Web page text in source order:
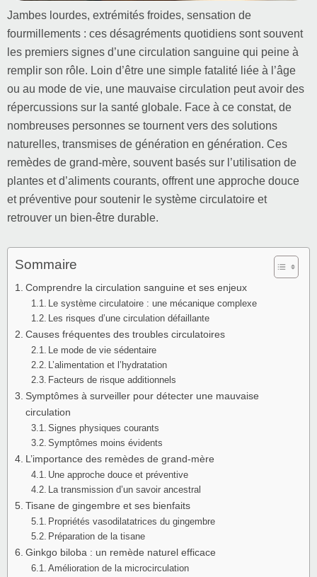
Jambes lourdes, extrémités froides, sensation de
fourmillements : ces désagréments quotidiens sont souvent
les premiers signes d’une circulation sanguine qui peine à
remplir son rôle. Loin d’être une simple fatalité liée à l’âge
ou au mode de vie, une mauvaise circulation peut avoir des
répercussions sur la santé globale. Face à ce constat, de
nombreuses personnes se tournent vers des solutions
naturelles, transmises de génération en génération. Ces
remèdes de grand-mère, souvent basés sur l’utilisation de
plantes et d’aliments courants, offrent une approche douce
et préventive pour soutenir le système circulatoire et
retrouver un bien-être durable.
Sommaire
Comprendre la circulation sanguine et ses enjeux
Le système circulatoire : une mécanique complexe
Les risques d’une circulation défaillante
Causes fréquentes des troubles circulatoires
Le mode de vie sédentaire
L’alimentation et l’hydratation
Facteurs de risque additionnels
Symptômes à surveiller pour détecter une mauvaise
circulation
Signes physiques courants
Symptômes moins évidents
L’importance des remèdes de grand-mère
Une approche douce et préventive
La transmission d’un savoir ancestral
Tisane de gingembre et ses bienfaits
Propriétés vasodilatatrices du gingembre
Préparation de la tisane
Ginkgo biloba : un remède naturel efficace
Amélioration de la microcirculation